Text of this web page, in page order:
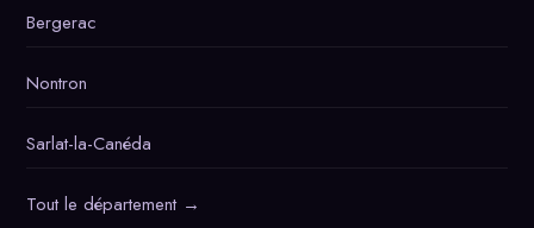
Bergerac
Nontron
Sarlat-la-Canéda
Tout le département →